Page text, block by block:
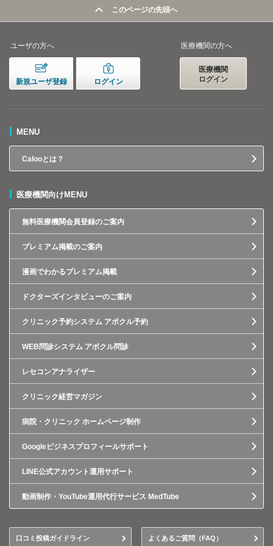
このページの先頭へ
ユーザの方へ
新規ユーザ登録 ログイン
医療機関の方へ
医療機関
ログイン
MENU
Calooとは？
医療機関向けMENU
無料医療機関会員登録のご案内
プレミアム掲載のご案内
漫画でわかるプレミアム掲載
ドクターズインタビューのご案内
クリニック予約システム アポクル予約
WEB問診システム アポクル問診
レセコンアナライザー
クリニック経営マガジン
病院・クリニック ホームページ制作
Googleビジネスプロフィールサポート
LINE公式アカウント運用サポート
動画制作・YouTube運用代行サービス MedTube
口コミ投稿ガイドライン よくあるご質問（FAQ）